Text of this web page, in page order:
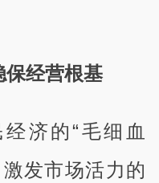
保经营根基
济的“毛细血
发市场活力的